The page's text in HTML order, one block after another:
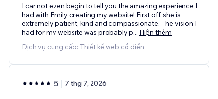
I cannot even begin to tell you the amazing experience I
had with Emily creating my website! First off, she is
extremely patient, kind and compassionate. The vision I
had for my website was probably p... Hiện thêm
Dịch vụ cung cấp: Thiết kế web cổ điển
5 7 thg 7, 2026